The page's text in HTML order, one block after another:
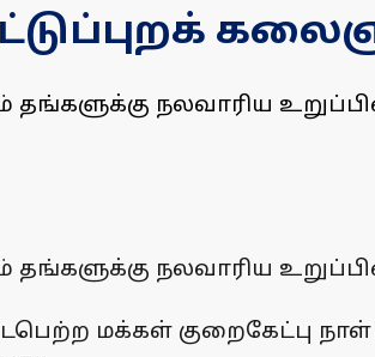
தங்களுக்கு நலவாரிய
தங்களுக்கு நலவாரிய
மக்கள் குறைகேட்பு